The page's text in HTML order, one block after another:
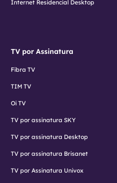
Internet Residencial Desktop
TV por Assinatura
Fibra TV
TIM TV
Oi TV
TV por assinatura SKY
TV por assinatura Desktop
TV por assinatura Brisanet
TV por Assinatura Univox